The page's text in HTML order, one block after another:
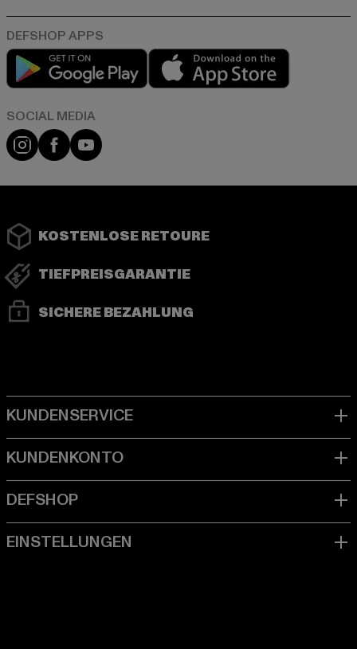
Play market
Instagram
FacebookYouTube
KOSTENLOSE RETOURE
TIEFPREISGARANTIE
SICHERE BEZAHLUNG